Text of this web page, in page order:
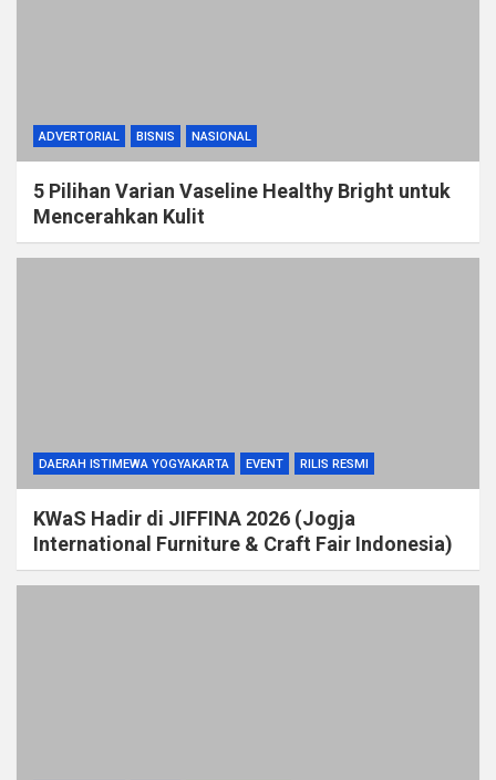
ADVERTORIAL BISNIS NASIONAL
5 Pilihan Varian Vaseline Healthy Bright untuk
Mencerahkan Kulit
DAERAH ISTIMEWA YOGYAKARTA EVENT RILIS RESMI
KWaS Hadir di JIFFINA 2026 (Jogja
International Furniture & Craft Fair Indonesia)